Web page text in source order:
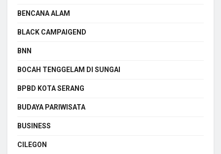
BENCANA ALAM
BLACK CAMPAIGEND
BNN
BOCAH TENGGELAM DI SUNGAI
BPBD KOTA SERANG
BUDAYA PARIWISATA
BUSINESS
CILEGON